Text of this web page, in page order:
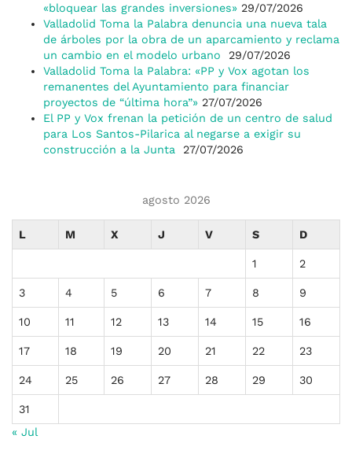
«bloquear las grandes inversiones» 29/07/2026
Valladolid Toma la Palabra denuncia una nueva tala
de árboles por la obra de un aparcamiento y reclama
un cambio en el modelo urbano
29/07/2026
Valladolid Toma la Palabra: «PP y Vox agotan los
remanentes del Ayuntamiento para financiar
proyectos de “última hora”» 27/07/2026
El PP y Vox frenan la petición de un centro de salud
para Los Santos-Pilarica al negarse a exigir su
construcción a la Junta
27/07/2026
agosto 2026
L M X J V S D
1 2
3 4 5 6 7 8 9
10 11 12 13 14 15 16
17 18 19 20 21 22 23
24 25 26 27 28 29 30
31
« Jul